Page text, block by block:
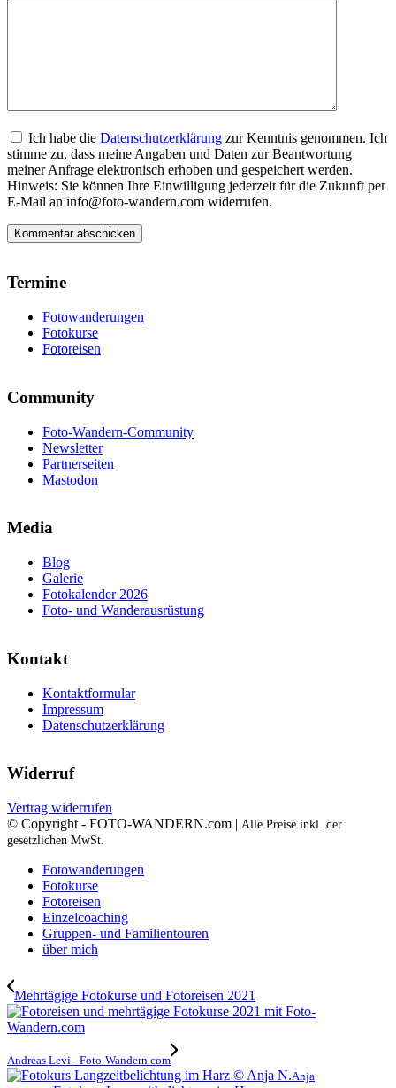
Ich habe die Datenschutzerklärung zur Kenntnis genommen. Ich
stimme zu, dass meine Angaben und Daten zur Beantwortung
meiner Anfrage elektronisch erhoben und gespeichert werden.
Hinweis: Sie können Ihre Einwilligung jederzeit für die Zukunft per
E-Mail an info@foto-wandern.com widerrufen.
Termine
Fotowanderungen
Fotokurse
Fotoreisen
Community
Foto-Wandern-Community
Newsletter
Partnerseiten
Mastodon
Media
Blog
Galerie
Fotokalender 2026
Foto- und Wanderausrüstung
Kontakt
Kontaktformular
Impressum
Datenschutzerklärung
Widerruf
Vertrag widerrufen
© Copyright - FOTO-WANDERN.com | Alle Preise inkl. der
gesetzlichen MwSt.
Fotowanderungen
Fotokurse
Fotoreisen
Einzelcoaching
Gruppen- und Familientouren
über mich
Mehrtägige Fotokurse und Fotoreisen 2021
Andreas Levi - Foto-Wandern.com
Anja